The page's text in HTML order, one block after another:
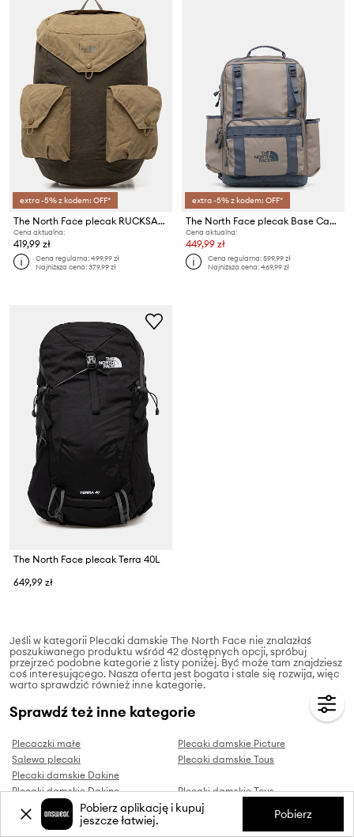
extra -5% z kodem: OFF*
The North Face plecak RUCKSACK
Cena aktualna:
419,99 zł
Cena regularna:499,99 zł
Najniższa cena:379,99 zł
extra -5% z kodem: OFF*
The North Face plecak Base Camp Daypack
Cena aktualna:
449,99 zł
Cena regularna:599,99 zł
Najniższa cena:469,99 zł
The North Face plecak Terra 40L
649,99 zł
Jeśli w kategorii Plecaki damskie The North Face nie znalazłaś
poszukiwanego produktu wśród 42 dostępnych opcji, spróbuj
przejrzeć podobne kategorie z listy poniżej. Być może tam znajdziesz
coś interesującego. Nasza oferta jest bogata i stale się rozwija, więc
warto sprawdzić również inne kategorie.
Sprawdź też inne kategorie
Plecaczki małe
Plecaki damskie Picture
Salewa plecaki
Plecaki damskie Tous
Plecaki damskie Dakine
Plecaki damskie Dakine
Plecaki damskie Tous
Plecaki damskie adidas
Plecaki damskie Lefrik
Plecaki damskie Helly Hansen
Pobierz aplikację i kupuj
jeszcze łatwiej.
Pobierz